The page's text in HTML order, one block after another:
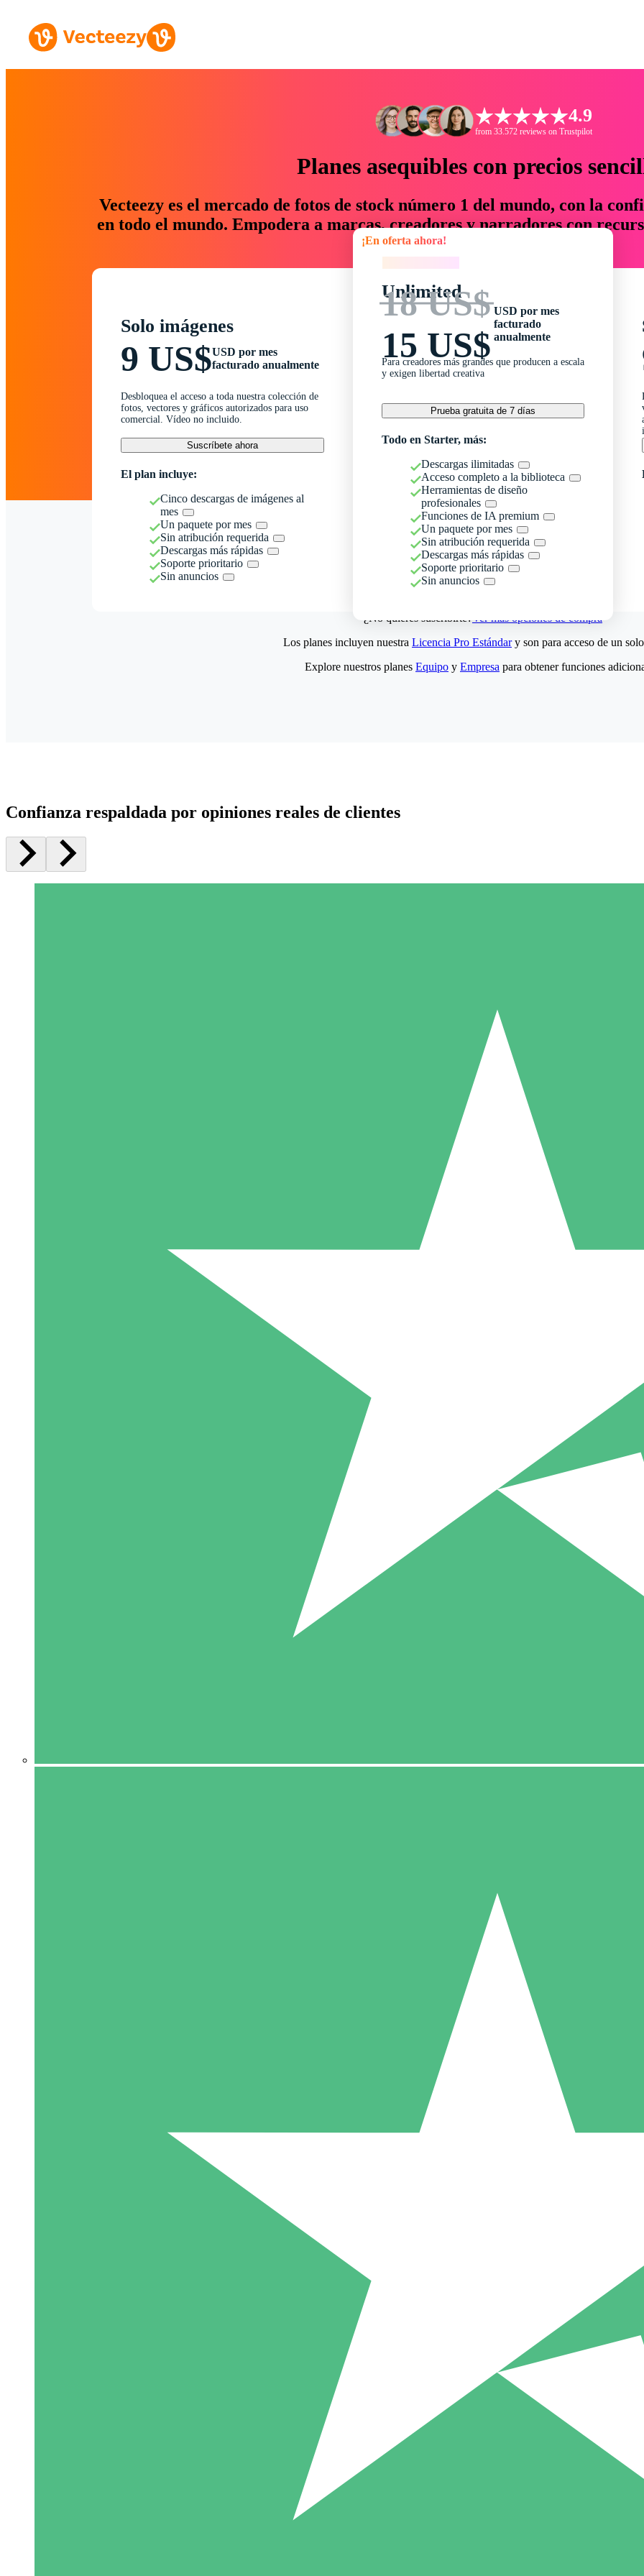
4.9
from 33.572 reviews on Trustpilot
Planes asequibles con precios
Vecteezy es el mercado de fotos de stock número 1 del mundo, con la
en todo el mundo. Empodera a marcas, creadores y narradores con
un 76 % en tiempo y presupuesto.
Solo imágenes
9 US$USD por mes
facturado anualmente
Desbloquea el acceso a toda nuestra colección de
fotos, vectores y gráficos autorizados para uso
comercial. Vídeo no incluido.
Suscríbete ahora
El plan incluye:
Cinco descargas de imágenes al
mes
Un paquete por mes
Sin atribución requerida
Descargas más rápidas
Soporte prioritario
Sin anuncios
¡En oferta ahora!
Unlimited
18 US$
15 US$
USD por mes
facturado
anualmente
Para creadores más grandes que producen a escala
y exigen libertad creativa
Prueba gratuita de 7 días
Todo en Starter, más:
Descargas ilimitadas
Acceso completo a la biblioteca
Herramientas de diseño
profesionales
Funciones de IA premium
Un paquete por mes
Sin atribución requerida
Descargas más rápidas
Soporte prioritario
Sin anuncios
¿No quieres suscribirte?Ver más opciones de compra
5 Descargas
15
Los planes incluyen nuestra Licencia Pro Estándary son para acceso de un
Explore nuestros planes Equipo y Empresa para obtener funciones
Confianza respaldada por opiniones reales de clientes